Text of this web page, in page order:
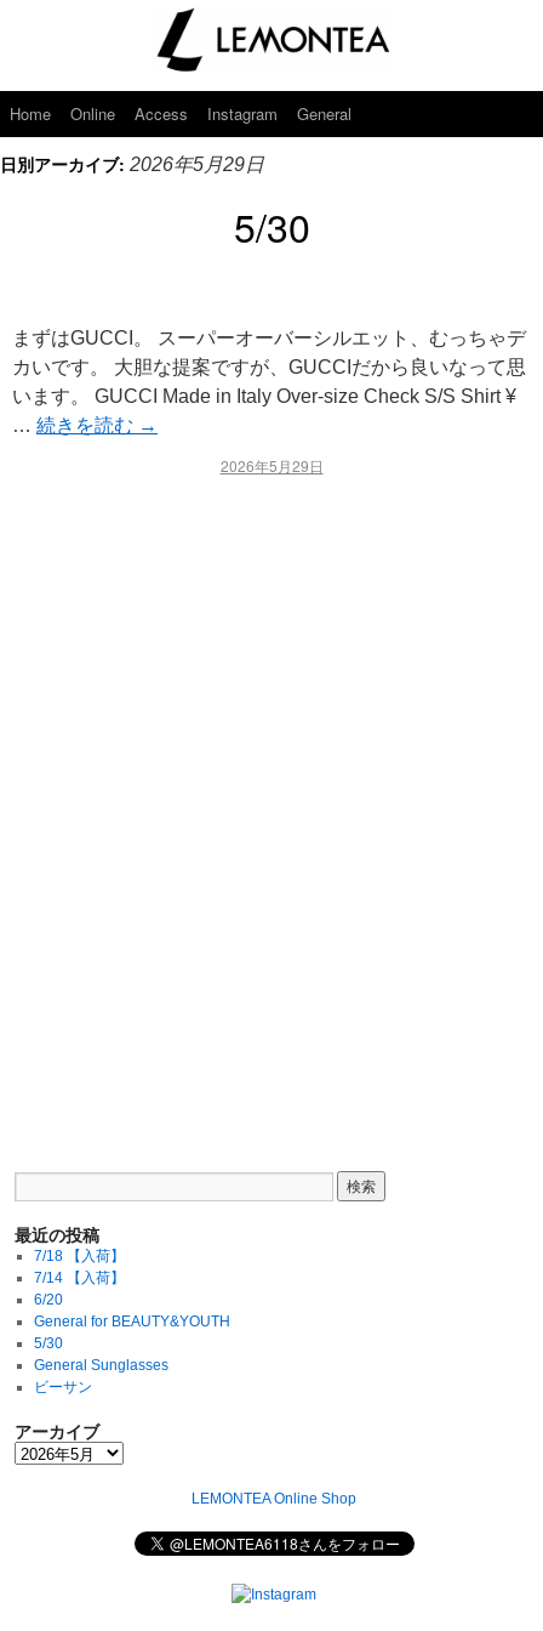
Home Online Access Instagram General
日別アーカイブ: 2026年5月29日
5/30
まずはGUCCI。 スーパーオーバーシルエット、むっちゃデ
カいです。 大胆な提案ですが、GUCCIだから良いなって思
います。 GUCCI Made in Italy Over-size Check S/S Shirt ¥
… 続きを読む →
2026年5月29日
最近の投稿
7/18 【入荷】
7/14 【入荷】
6/20
General for BEAUTY&YOUTH
5/30
General Sunglasses
ビーサン
アーカイブ
LEMONTEA Online Shop